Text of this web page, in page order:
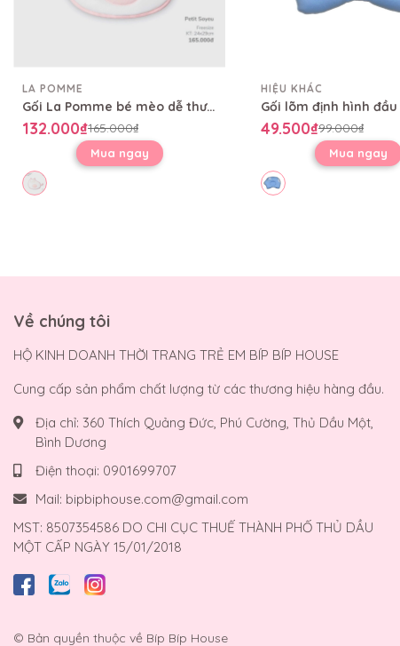
LA POMME
Gối La Pomme bé mèo dễ thương
132.000₫165.000₫
Mua ngay
HIỆU KHÁC
Gối lõm định hình đầu
49.500₫99.000₫
Mua ngay
Về chúng tôi
HỘ KINH DOANH THỜI TRANG TRẺ EM BÍP BÍP HOUSE
Cung cấp sản phẩm chất lượng từ các thương hiệu hàng đầu.
Địa chỉ: 360 Thích Quảng Đức, Phú Cường, Thủ Dầu Một,
Bình Dương
Điện thoại: 0901699707
Mail: bipbiphouse.com@gmail.com
MST: 8507354586 DO CHI CỤC THUẾ THÀNH PHỐ THỦ DẦU
MỘT CẤP NGÀY 15/01/2018
© Bản quyền thuộc về Bíp Bíp House